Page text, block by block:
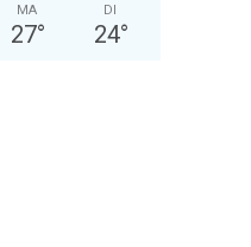
MA
27°
DI
24°